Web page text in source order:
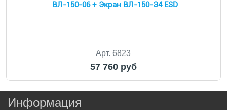
ВЛ-150-06 + Экран ВЛ-150-Э4 ESD
Арт. 6823
57 760 руб
Информация